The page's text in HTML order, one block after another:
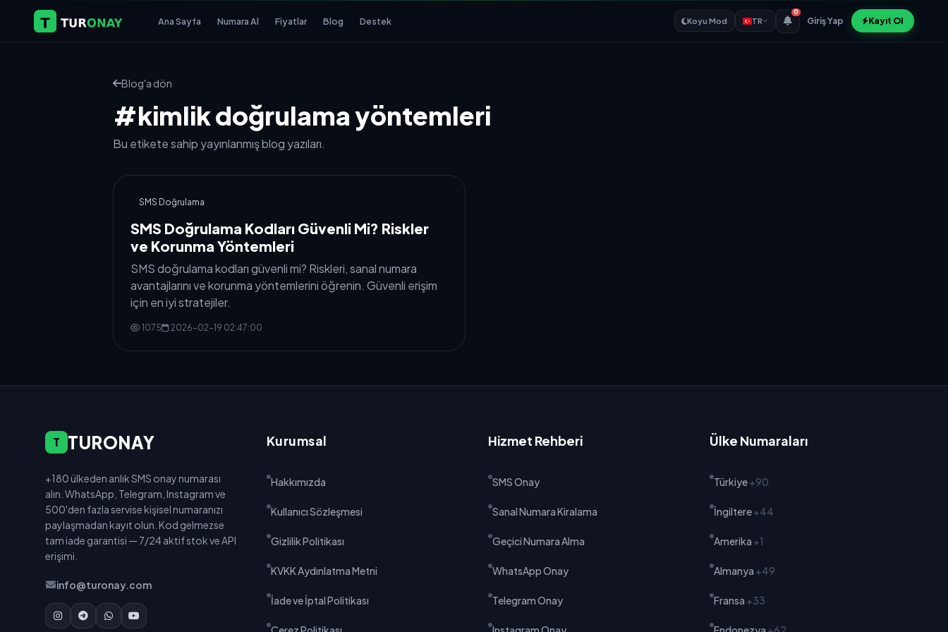
Ana Sayfa Numara Al Fiyatlar Blog Destek Koyu Mod TR
0
Giriş Yap Kayıt Ol
Blog'a dön
#kimlik doğrulama yöntemleri
Bu etikete sahip yayınlanmış blog yazıları.
SMS Doğrulama
SMS Doğrulama Kodları Güvenli Mi? Riskler
ve Korunma Yöntemleri
SMS doğrulama kodları güvenli mi? Riskleri, sanal numara
avantajlarını ve korunma yöntemlerini öğrenin. Güvenli erişim
için en iyi stratejiler.
1075 2026-02-19 02:47:00
T TURONAY
+180 ülkeden anlık SMS onay numarası
alın. WhatsApp, Telegram, Instagram ve
500'den fazla servise kişisel numaranızı
paylaşmadan kayıt olun. Kod gelmezse
tam iade garantisi — 7/24 aktif stok ve API
erişimi.
info@turonay.com
Kurumsal
Hakkımızda
Kullanıcı Sözleşmesi
Gizlilik Politikası
KVKK Aydınlatma Metni
İade ve İptal Politikası
Hizmet Rehberi
SMS Onay
Sanal Numara Kiralama
Geçici Numara Alma
WhatsApp Onay
Telegram Onay
Ülke Numaraları
Türkiye+90
İngiltere+44
Amerika +1
Almanya +49
Fransa +33